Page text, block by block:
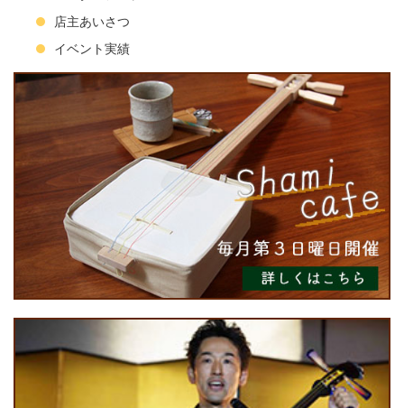
店主あいさつ
イベント実績